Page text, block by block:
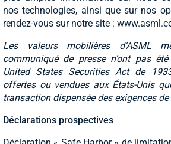
nos technologies, ainsi que sur nos
rendez-vous sur notre site :
Les valeurs mobilières d’ASML
communiqué de presse n’ont pas
United States Securities Act de
offertes ou vendues aux États-Unis
transaction dispensée des exigences
Déclarations prospectives